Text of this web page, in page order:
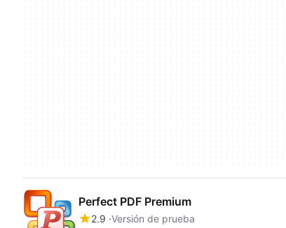
Perfect PDF Premium
2.9 Versión de prueba